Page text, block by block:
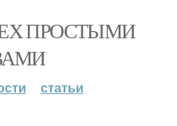
ПРОСТЫМИ
статьи